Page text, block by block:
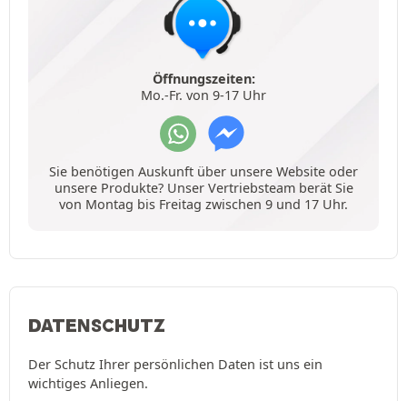
Öffnungszeiten:
Mo.-Fr. von 9-17 Uhr
Sie benötigen Auskunft über unsere Website oder
unsere Produkte? Unser Vertriebsteam berät Sie
von Montag bis Freitag zwischen 9 und 17 Uhr.
DATENSCHUTZ
Der Schutz Ihrer persönlichen Daten ist uns ein
wichtiges Anliegen.